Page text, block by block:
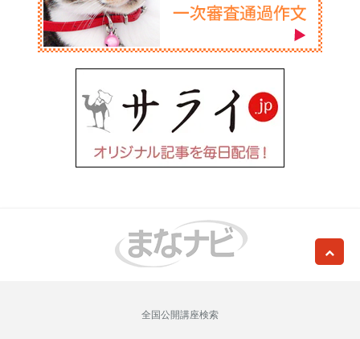
全国公開講座検索